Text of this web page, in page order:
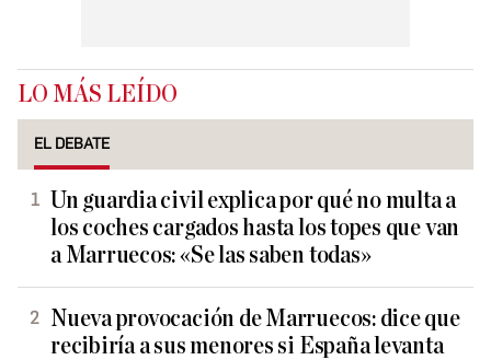
LO MÁS LEÍDO
EL DEBATE
Un guardia civil explica por qué no multa a
los coches cargados hasta los topes que van
a Marruecos: «Se las saben todas»
Nueva provocación de Marruecos: dice que
recibiría a sus menores si España levanta